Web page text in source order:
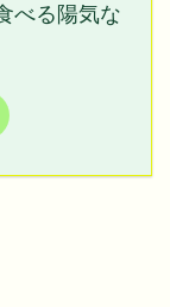
べる陽気な